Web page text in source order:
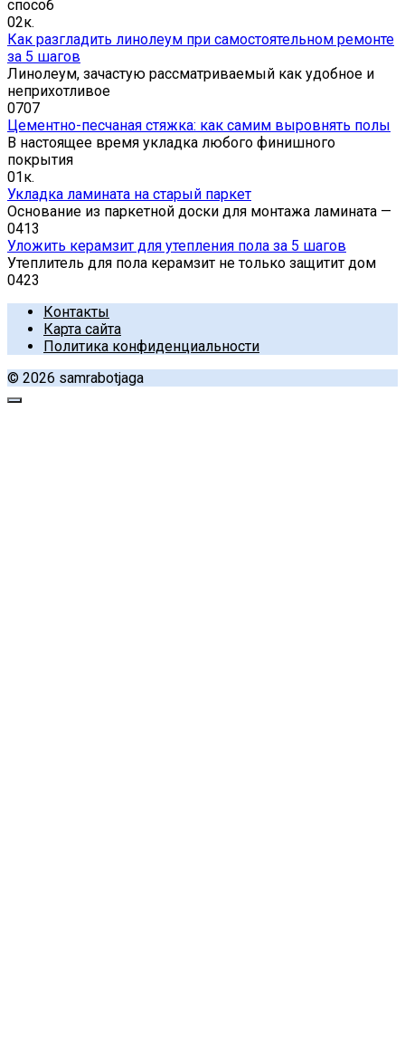
способ
02к.
Как разгладить линолеум при самостоятельном ремонте
за 5 шагов
Линолеум, зачастую рассматриваемый как удобное и
неприхотливое
0707
Цементно-песчаная стяжка: как самим выровнять полы
В настоящее время укладка любого финишного
покрытия
01к.
Укладка ламината на старый паркет
Основание из паркетной доски для монтажа ламината —
0413
Уложить керамзит для утепления пола за 5 шагов
Утеплитель для пола керамзит не только защитит дом
0423
Контакты
Карта сайта
Политика конфиденциальности
© 2026 samrabotjaga